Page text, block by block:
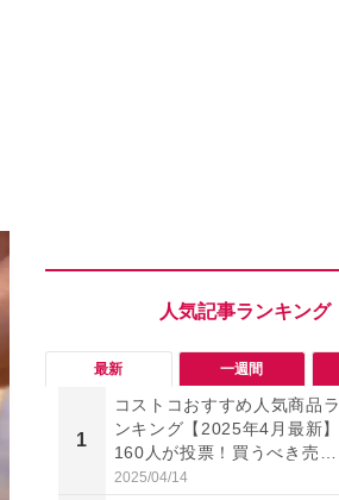
最新 一週間
1
コストコおすすめ人気商品ラ
ンキング【2025年4月最新】
160人が投票！買うべき売れ
筋食品惣菜・日用品雑貨＆セ
2025/04/14